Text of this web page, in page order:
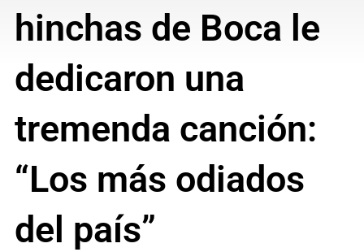
hinchas de Boca le
dedicaron una
tremenda canción:
“Los más odiados
del país”